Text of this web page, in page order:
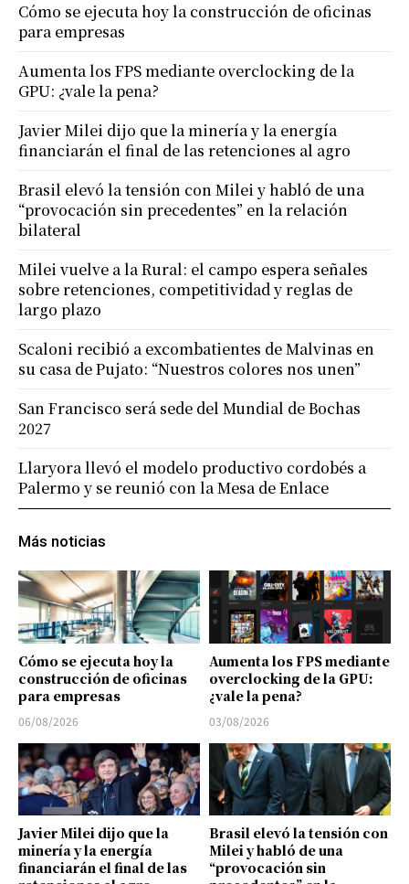
Más noticias
Cómo se ejecuta hoy la
construcción de oficinas
para empresas
06/08/2026
Aumenta los FPS mediante
overclocking de la GPU:
¿vale la pena?
03/08/2026
Javier Milei dijo que la
minería y la energía
financiarán el final de las
Brasil elevó la tensión con
Milei y habló de una
“provocación sin
Cómo se ejecuta hoy la construcción de oficinas
para empresas
Aumenta los FPS mediante overclocking de la
GPU: ¿vale la pena?
Javier Milei dijo que la minería y la energía
financiarán el final de las retenciones al agro
Brasil elevó la tensión con Milei y habló de una
“provocación sin precedentes” en la relación
bilateral
Milei vuelve a la Rural: el campo espera señales
sobre retenciones, competitividad y reglas de
largo plazo
Scaloni recibió a excombatientes de Malvinas en
su casa de Pujato: “Nuestros colores nos unen”
San Francisco será sede del Mundial de Bochas
2027
Llaryora llevó el modelo productivo cordobés a
Palermo y se reunió con la Mesa de Enlace